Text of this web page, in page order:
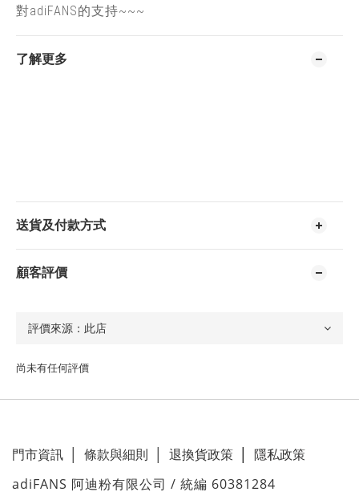
對adiFANS的支持~~~
了解更多
送貨及付款方式
顧客評價
尚未有任何評價
門市資訊 條款與細則 退換貨政策 隱私政策
adiFANS 阿迪粉有限公司 / 統編 60381284